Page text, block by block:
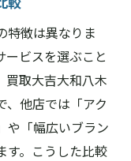
特徴は異なりま
ビスを選ぶこと
買取大吉大和八木
、他店では「アク
や「幅広いブラン
す。こうした比較